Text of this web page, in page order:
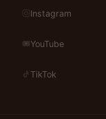
Instagram
YouTube
TikTok